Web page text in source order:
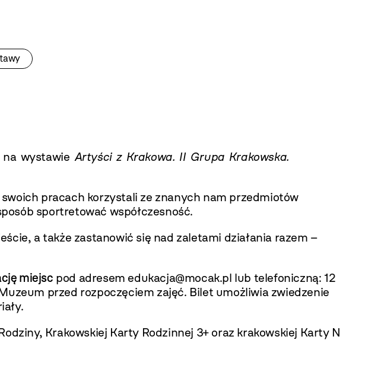
wystawie Artyści z Krakowa. II Grupa Krakowska.
pracach korzystali ze znanych nam przedmiotów
sportretować współczesność.
a także zastanowić się nad zaletami działania razem –
miejsc pod adresem edukacja@mocak.pl lub telefoniczną: 12
przed rozpoczęciem zajęć. Bilet umożliwia zwiedzenie
Krakowskiej Karty Rodzinnej 3+ oraz krakowskiej Karty N